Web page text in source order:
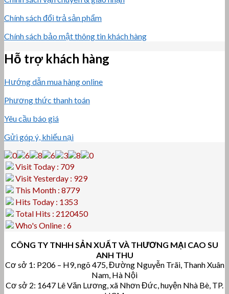
Chính sách đổi trả sản phẩm
Chính sách bảo mật thông tin khách hàng
Hỗ trợ khách hàng
Hướng dẫn mua hàng online
Phương thức thanh toán
Yêu cầu báo giá
Gửi góp ý, khiếu nại
Visit Today : 709
Visit Yesterday : 929
This Month : 8779
Hits Today : 1353
Total Hits : 2120450
Who's Online : 6
CÔNG TY TNHH SẢN XUẤT VÀ THƯƠNG MẠI CAO SU
ANH THU
Cơ sở 1: P206 – H9, ngõ 475, Đường Nguyễn Trãi, Thanh Xuân
Nam, Hà Nội
Cơ sở 2: 1647 Lê Văn Lương, xã Nhơn Đức, huyện Nhà Bè, TP.